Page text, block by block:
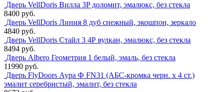
Дверь VellDoris Вилла 3P доломит, эмалюкс, без стекла
8400 руб.
Дверь VellDoris Линия 8 дуб снежный, экошпон, зеркало
4840 руб.
Дверь VellDoris Стайл 3 4Р вулкан, эмалюкс, без стекла
8494 руб.
Дверь Albero Геометрия 1 белый, эмаль, без стекла
11990 руб.
Дверь FlyDoors Аура Ф FN31 (АБС-кромка черн. х 4 ст.)
эмалит серебристый, эмалит, без стекла